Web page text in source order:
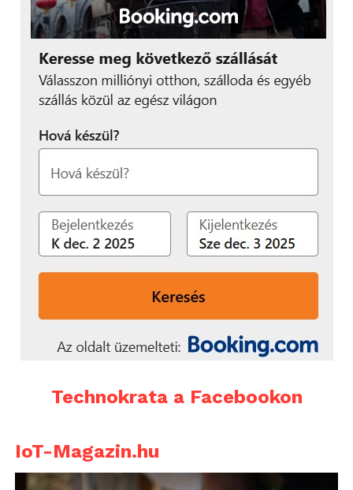
Technokrata a Facebookon
IoT-Magazin.hu